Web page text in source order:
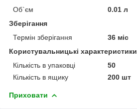
Об`єм
0.01 л
Зберігання
Термін зберігання
36 міс
Користувальницькі характеристики
Кількість в упаковці
50
Кількість в ящику
200 шт
Приховати